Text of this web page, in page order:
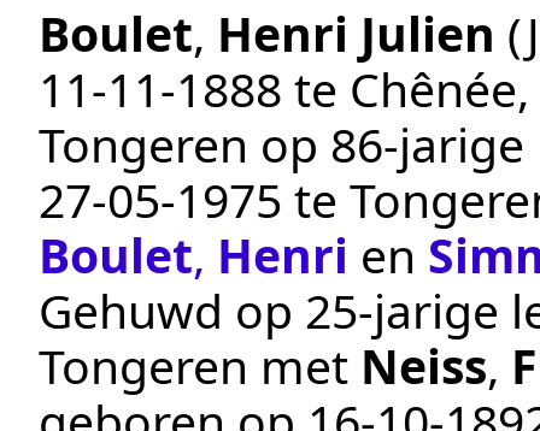
Boulet, Henri Julien
11‑11‑1888 te Chênée
Tongeren op 86-
27‑05‑1975 te
Boulet, Henri en
Gehuwd op 25-jarige
Tongeren met Neiss,